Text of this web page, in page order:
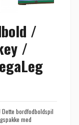
/
/
bordfodboldspil
med